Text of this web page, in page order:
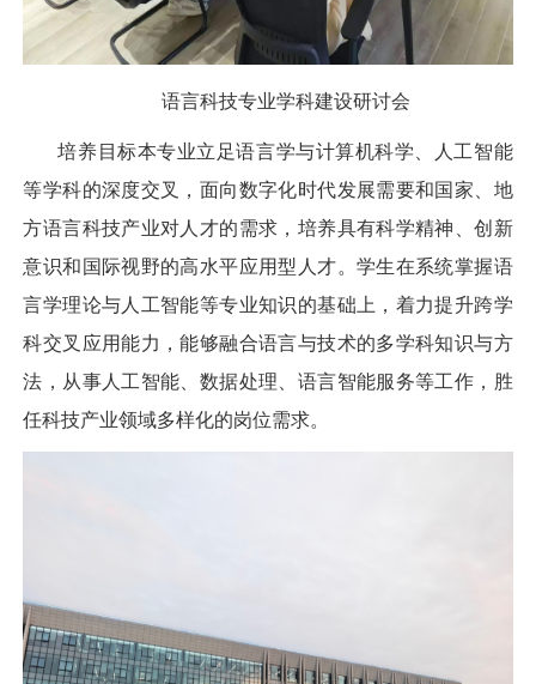
语言科技专业学科建设研讨会
培养目标本专业立足语言学与计算机科学、人工智能
等学科的深度交叉，面向数字化时代发展需要和国家、地
方语言科技产业对人才的需求，培养具有科学精神、创新
意识和国际视野的高水平应用型人才。学生在系统掌握语
言学理论与人工智能等专业知识的基础上，着力提升跨学
科交叉应用能力，能够融合语言与技术的多学科知识与方
法，从事人工智能、数据处理、语言智能服务等工作，胜
任科技产业领域多样化的岗位需求。